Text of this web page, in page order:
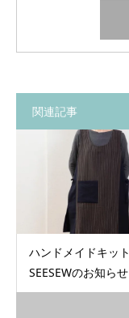
関連記事
ハンドメイドキット
SEESEWのお知らせ